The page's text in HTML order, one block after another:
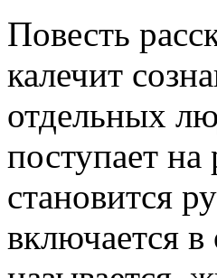
Повесть
калечит
отдельных
поступает на
становится
включается